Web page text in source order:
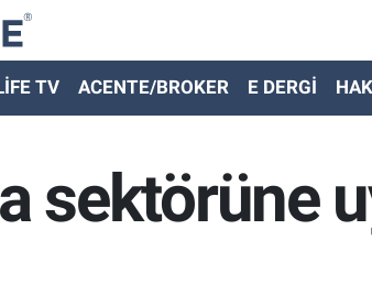
TV ACENTE/BROKER E DERGİ
sektörüne